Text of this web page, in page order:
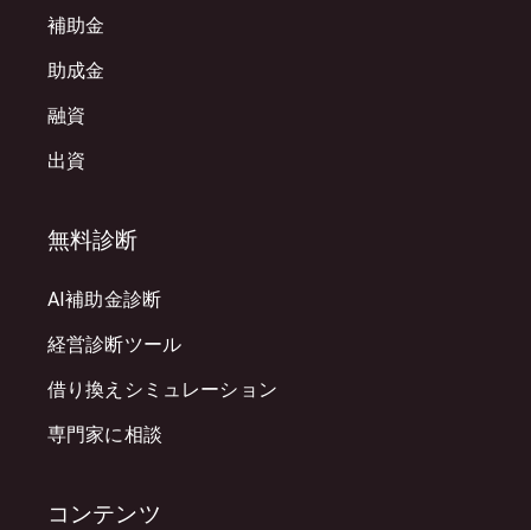
補助金
助成金
融資
出資
無料診断
AI補助金診断
経営診断ツール
借り換えシミュレーション
専門家に相談
コンテンツ